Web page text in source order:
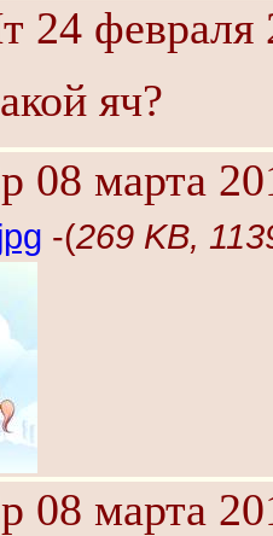
24 февраля
яч?
08 марта
-(269 KB,
08 марта